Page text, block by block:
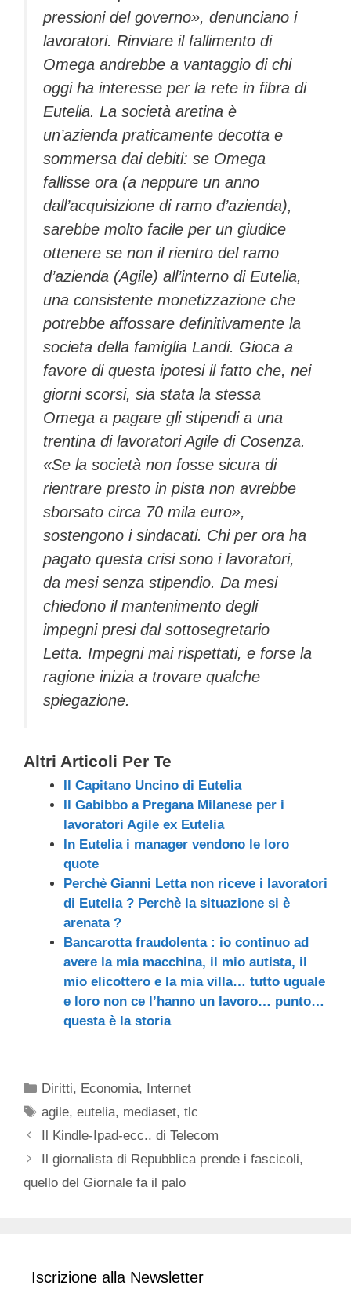
pressioni del governo», denunciano i
lavoratori. Rinviare il fallimento di
Omega andrebbe a vantaggio di chi
oggi ha interesse per la rete in fibra di
Eutelia. La società aretina è
un’azienda praticamente decotta e
sommersa dai debiti: se Omega
fallisse ora (a neppure un anno
dall’acquisizione di ramo d’azienda),
sarebbe molto facile per un giudice
ottenere se non il rientro del ramo
d’azienda (Agile) all’interno di Eutelia,
una consistente monetizzazione che
potrebbe affossare definitivamente la
societa della famiglia Landi. Gioca a
favore di questa ipotesi il fatto che, nei
giorni scorsi, sia stata la stessa
Omega a pagare gli stipendi a una
trentina di lavoratori Agile di Cosenza.
«Se la società non fosse sicura di
rientrare presto in pista non avrebbe
sborsato circa 70 mila euro»,
sostengono i sindacati. Chi per ora ha
pagato questa crisi sono i lavoratori,
da mesi senza stipendio. Da mesi
chiedono il mantenimento degli
impegni presi dal sottosegretario
Letta. Impegni mai rispettati, e forse la
ragione inizia a trovare qualche
spiegazione.
Altri Articoli Per Te
Il Capitano Uncino di Eutelia
Il Gabibbo a Pregana Milanese per i
lavoratori Agile ex Eutelia
In Eutelia i manager vendono le loro
quote
Perchè Gianni Letta non riceve i lavoratori
di Eutelia ? Perchè la situazione si è
arenata ?
Bancarotta fraudolenta : io continuo ad
avere la mia macchina, il mio autista, il
mio elicottero e la mia villa… tutto uguale
e loro non ce l’hanno un lavoro… punto…
questa è la storia
Categorie
Diritti, Economia, Internet
Tag
agile,eutelia, mediaset,tlc
Il Kindle-Ipad-ecc.. di Telecom
Il giornalista di Repubblica prende i fascicoli,
quello del Giornale fa il palo
Iscrizione alla Newsletter